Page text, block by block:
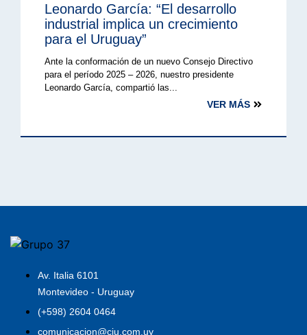
Leonardo García: “El desarrollo
industrial implica un crecimiento
para el Uruguay”
Ante la conformación de un nuevo Consejo Directivo
para el período 2025 – 2026, nuestro presidente
Leonardo García, compartió las...
VER MÁS
Av. Italia 6101
Montevideo - Uruguay
(+598) 2604 0464
comunicacion@ciu.com.uy